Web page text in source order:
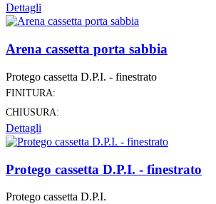
Dettagli
Arena cassetta porta sabbia
Protego cassetta D.P.I. - finestrato
FINITURA:
CHIUSURA:
Dettagli
Protego cassetta D.P.I. - finestrato
Protego cassetta D.P.I.